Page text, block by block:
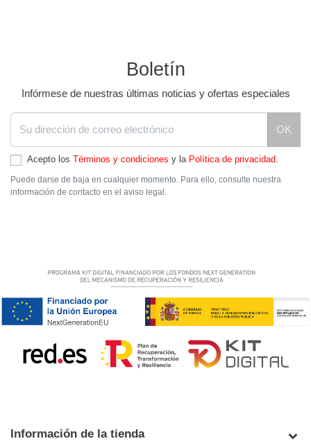
Boletín
Infórmese de nuestras últimas noticias y ofertas especiales
OK
Acepto los Términos y condiciones y la Política de privacidad
Puede darse de baja en cualquier momento. Para ello, consulte nuestra
información de contacto en el aviso legal.
Información de la tienda